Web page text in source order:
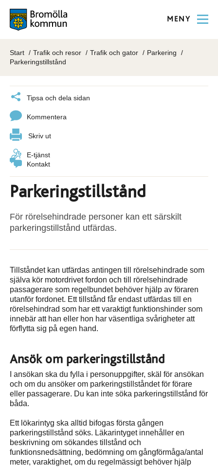
MENY
Start Trafik och resor Trafik och gator
Parkering
Parkeringstillstånd
Tipsa och dela sidan
Kommentera
Skriv ut
E-tjänst
Kontakt
Parkeringstillstånd
För rörelsehindrade personer kan ett särskilt
parkeringstillstånd utfärdas.
Tillståndet kan utfärdas antingen till rörelsehindrade som
själva kör motordrivet fordon och till rörelsehindrade
passagerare som regelbundet behöver hjälp av föraren
utanför fordonet. Ett tillstånd får endast utfärdas till en
rörelsehindrad som har ett varaktigt funktionshinder som
innebär att han eller hon har väsentliga svårigheter att
förflytta sig på egen hand.
Ansök om parkeringstillstånd
I ansökan ska du fylla i personuppgifter, skäl för ansökan
och om du ansöker om parkeringstillståndet för förare
eller passagerare. Du kan inte söka parkeringstillstånd för
båda.
Ett lökarintyg ska alltid bifogas första gången
parkeringstillstånd söks. Läkarintyget innehåller en
beskrivning om sökandes tillstånd och
funktionsnedsättning, bedömning om gångförmåga/antal
meter, varaktighet, om du regelmässigt behöver hjälp